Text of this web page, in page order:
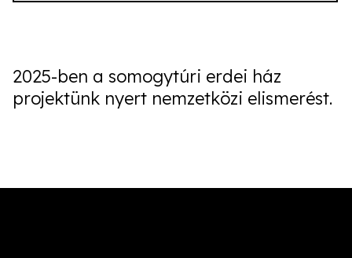
2025-ben a somogytúri erdei ház
projektünk nyert nemzetközi elismerést.